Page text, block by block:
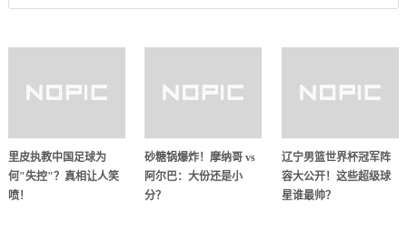
里皮执教中国足球为
何"失控"？真相让人笑
喷！
砂糖锅爆炸！摩纳哥 vs
阿尔巴：大份还是小
分？
辽宁男篮世界杯冠军阵
容大公开！这些超级球
星谁最帅？